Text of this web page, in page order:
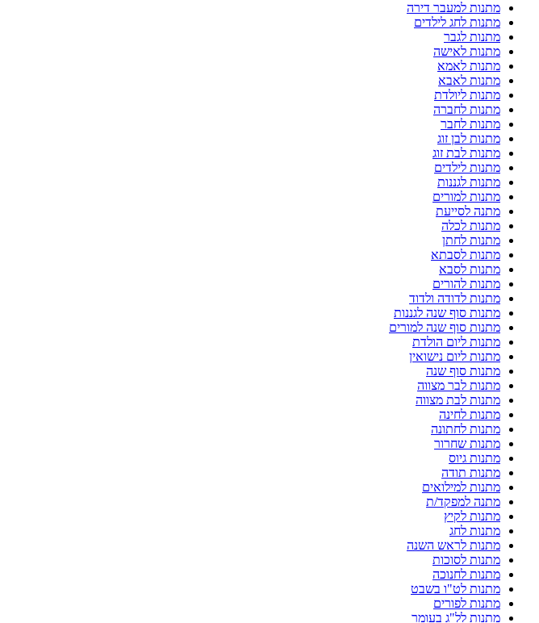
מתנות למעבר דירה
מתנות לחג לילדים
מתנות לגבר
מתנות לאישה
מתנות לאמא
מתנות לאבא
מתנות ליולדת
מתנות לחברה
מתנות לחבר
מתנות לבן זוג
מתנות לבת זוג
מתנות לילדים
מתנות לגננות
מתנות למורים
מתנה לסייעת
מתנות לכלה
מתנות לחתן
מתנות לסבתא
מתנות לסבא
מתנות להורים
מתנות לדודה ולדוד
מתנות סוף שנה לגננות
מתנות סוף שנה למורים
מתנות ליום הולדת
מתנות ליום נישואין
מתנות סוף שנה
מתנות לבר מצווה
מתנות לבת מצווה
מתנות לחינה
מתנות לחתונה
מתנות שחרור
מתנות גיוס
מתנות תודה
מתנות למילואים
מתנה למפקד/ת
מתנות לקיץ
מתנות לחג
מתנות לראש השנה
מתנות לסוכות
מתנות לחנוכה
מתנות לט"ו בשבט
מתנות לפורים
מתנות לל"ג בעומר